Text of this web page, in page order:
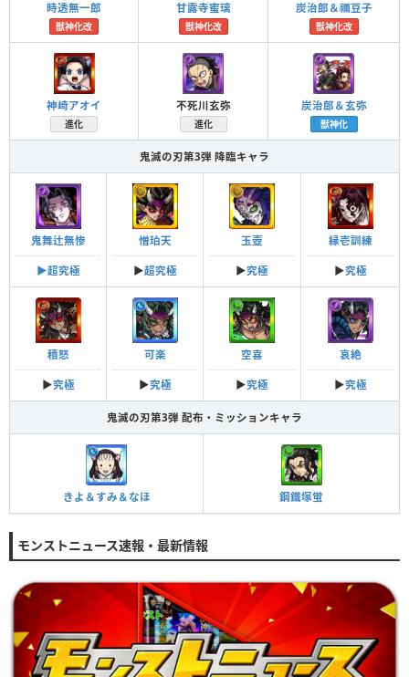
時透無一郎
獣神化改
甘露寺蜜璃
獣神化改
炭治郎＆禰豆子
獣神化改
神崎アオイ
進化
不死川玄弥
進化
炭治郎＆玄弥
獣神化
鬼滅の刃第3弾 降臨キャラ
鬼舞辻無惨
▶︎超究極
憎珀天
▶︎超究極
玉壺
▶︎究極
縁壱訓練
▶︎究極
積怒
▶︎究極
可楽
▶︎究極
空喜
▶︎究極
哀絶
▶︎究極
鬼滅の刃第3弾 配布・ミッションキャラ
きよ＆すみ＆なほ 鋼鐵塚蛍
モンストニュース速報・最新情報